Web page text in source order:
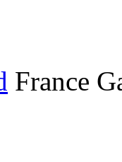
France